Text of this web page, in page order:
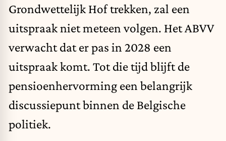
Grondwettelijk Hof trekken, zal een
uitspraak niet meteen volgen. Het ABVV
verwacht dat er pas in 2028 een
uitspraak komt. Tot die tijd blijft de
pensioenhervorming een belangrijk
discussiepunt binnen de Belgische
politiek.